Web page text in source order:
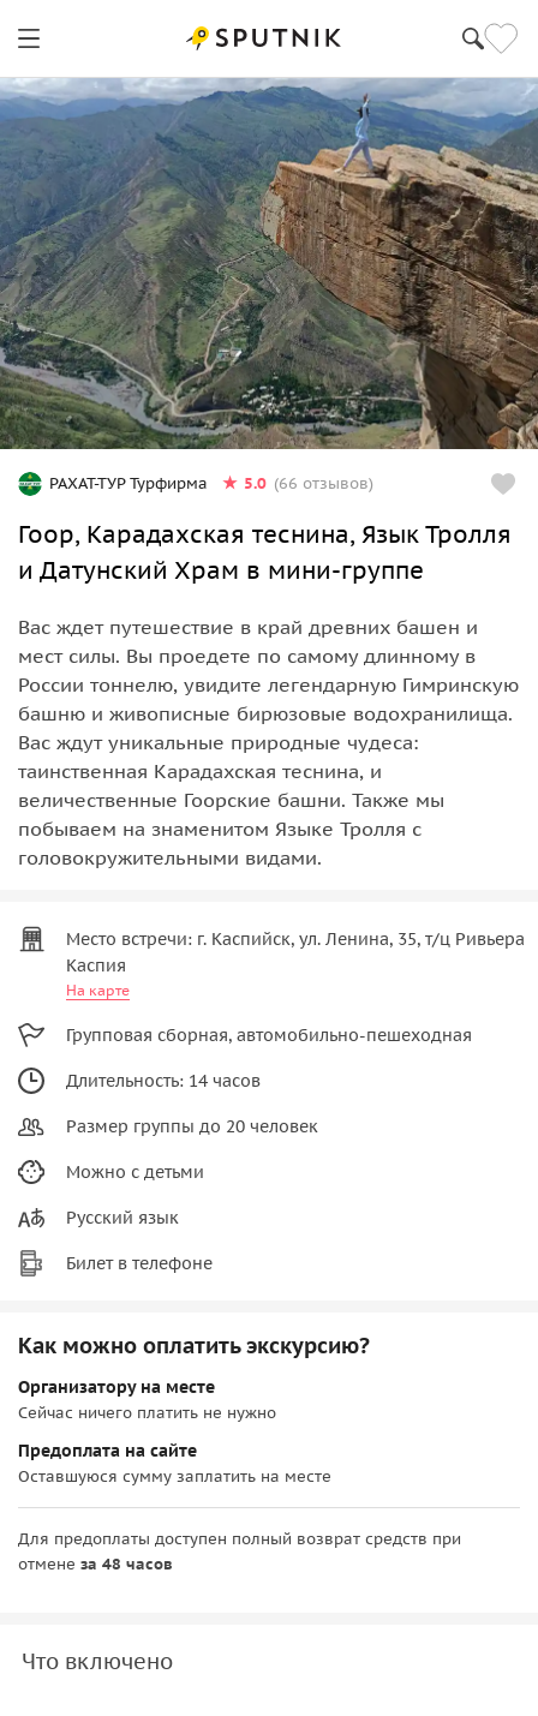
РАХАТ-ТУР Турфирма 5.0 (66 отзывов)
Гоор, Карадахская теснина, Язык Тролля
и Датунский Храм в мини-группе
Вас ждет путешествие в край древних башен и
мест силы. Вы проедете по самому длинному в
России тоннелю, увидите легендарную Гимринскую
башню и живописные бирюзовые водохранилища.
Вас ждут уникальные природные чудеса:
таинственная Карадахская теснина, и
величественные Гоорские башни. Также мы
побываем на знаменитом Языке Тролля с
головокружительными видами.
Место встречи: г. Каспийск, ул. Ленина, 35, т/ц Ривьера
Каспия
На карте
Групповая сборная, автомобильно-пешеходная
Длительность: 14 часов
Размер группы до 20 человек
Можно с детьми
Русский язык
Билет в телефоне
Как можно оплатить экскурсию?
Организатору на месте
Сейчас ничего платить не нужно
Предоплата на сайте
Оставшуюся сумму заплатить на месте
Для предоплаты доступен полный возврат средств при
отмене за 48 часов
Что включено